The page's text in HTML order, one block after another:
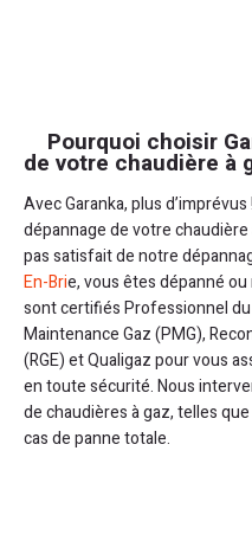
Pourquoi choisir
de votre chaudière à
Avec Garanka, plus
dépannage de votre chaudière
pas satisfait de notre
En-Brie, vous êtes dépanné
sont certifiés Professionnel
Maintenance Gaz (PMG),
(RGE) et Qualigaz pour vous
en toute sécurité. Nous
de chaudières à gaz, telles
cas de panne totale.